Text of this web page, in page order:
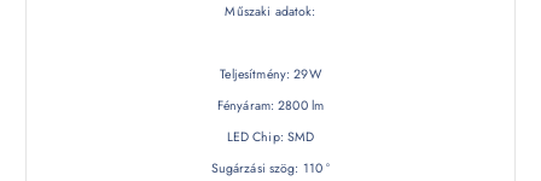
Műszaki adatok:
Teljesítmény: 29W
Fényáram: 2800 lm
LED Chip: SMD
Sugárzási szög: 110 °